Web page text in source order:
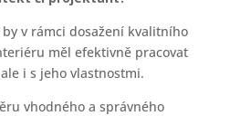
v rámci dosažení kvalitního
měl efektivně pracovat
i s jeho vlastnostmi.
vhodného a správného